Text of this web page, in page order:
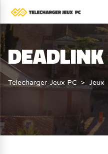
DEADLINK
Telecharger-Jeux PC Jeux